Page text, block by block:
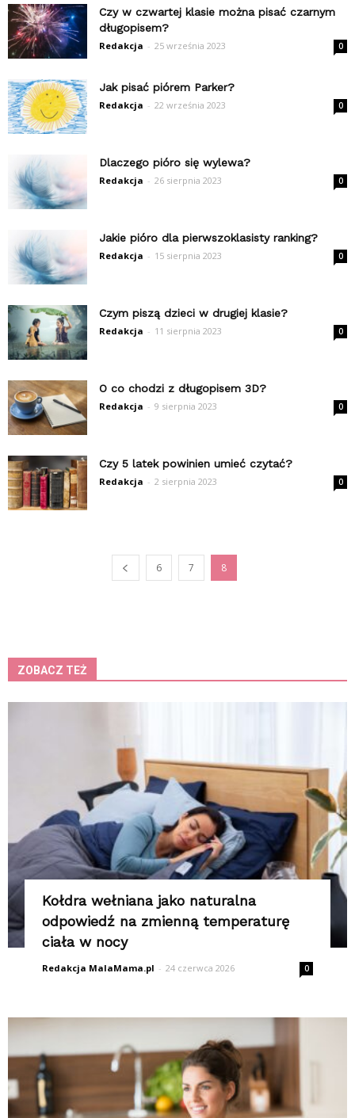
Czy w czwartej klasie można pisać czarnym
długopisem?
Redakcja - 25 września 2023 0
Jak pisać piórem Parker?
Redakcja - 22 września 2023 0
Dlaczego pióro się wylewa?
Redakcja - 26 sierpnia 2023 0
Jakie pióro dla pierwszoklasisty ranking?
Redakcja - 15 sierpnia 2023 0
Czym piszą dzieci w drugiej klasie?
Redakcja - 11 sierpnia 2023 0
O co chodzi z długopisem 3D?
Redakcja - 9 sierpnia 2023 0
Czy 5 latek powinien umieć czytać?
Redakcja - 2 sierpnia 2023 0
6 7 8
ZOBACZ TEŻ
Kołdra wełniana jako naturalna
odpowiedź na zmienną temperaturę
ciała w nocy
Redakcja MalaMama.pl - 24 czerwca 2026 0